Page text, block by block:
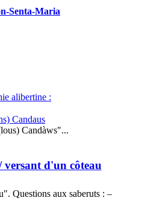
Senta-Maria
alibertine :
Candaus
Candàws"...
versant d'un côteau
Questions aux saberuts : –